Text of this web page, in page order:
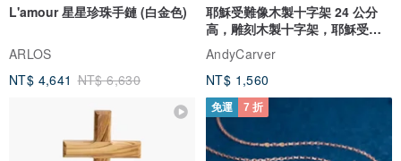
L'amour 星星珍珠手鏈 (白金色)
ARLOS
NT$ 4,641 NT$ 6,630
耶穌受難像木製十字架 24 公分
高，雕刻木製十字架，耶穌受難
像天主教十字架
AndyCarver
NT$ 1,560
免運 7 折